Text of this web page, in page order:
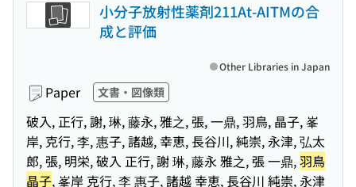
小分子放射性薬剤211At-AITMの合
成と評価
Paper 文書・図像類
破入, 正行, 謝, 琳, 藤永, 雅之, 張, 一鼎, 羽鳥, 晶子, 峯
岸, 克行, 李, 惠子, 諸越, 幸恵, 長谷川, 純崇, 永津, 弘太
郎, 張, 明栄, 破入 正行, 謝 琳, 藤永 雅之, 張 一鼎,羽鳥
晶子, 峯岸 克行, 李 惠子, 諸越 幸恵, 長谷川 純崇, 永津
Other Libraries in Japan